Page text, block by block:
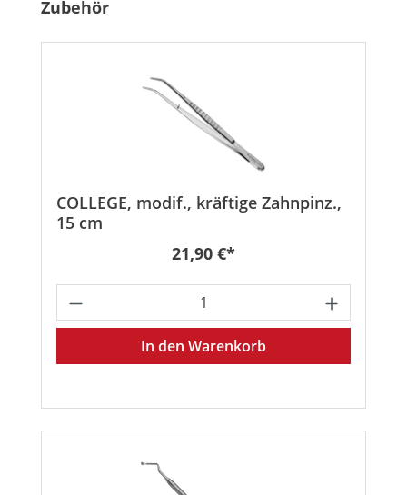
Produktgalerie überspringen
Zubehör
COLLEGE, modif., kräftige Zahnpinz.,
15 cm
Regulärer Preis:
21,90 €*
Produkt Anzahl: Gib den
In den Warenkorb